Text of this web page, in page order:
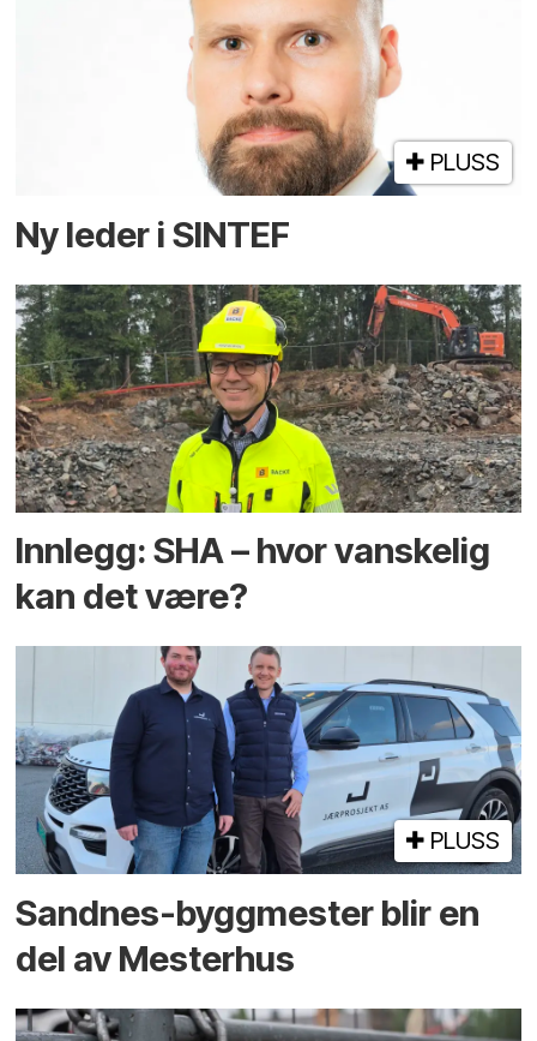
PLUSS
Ny leder i SINTEF
Innlegg: SHA – hvor vanskelig
kan det være?
PLUSS
Sandnes-byggmester blir en
del av Mesterhus